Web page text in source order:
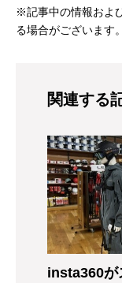
※記事中の情報およ
る場合がございます
関連する
insta360が